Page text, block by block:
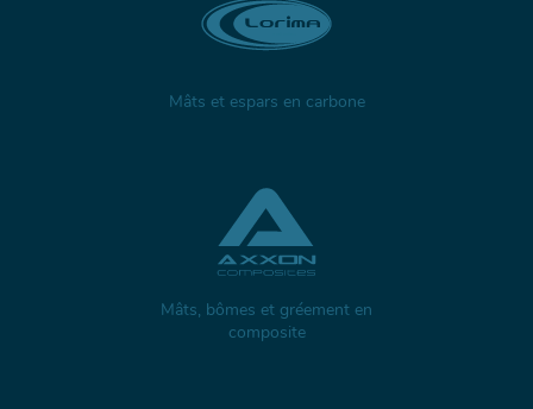
Mâts et espars en carbone
Mâts, bômes et gréement en
composite